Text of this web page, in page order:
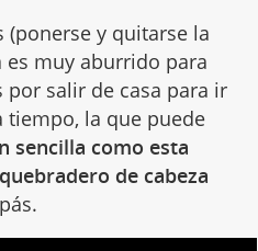
(ponerse y quitarse la
es muy aburrido para
por salir de casa para ir
tiempo, la que puede
sencilla como esta
de cabeza